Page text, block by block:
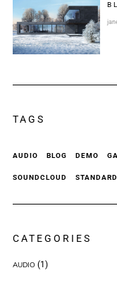
TAGS
AUDIO BLOG DEMO
SOUNDCLOUD STANDARD
CATEGORIES
AUDIO (1)